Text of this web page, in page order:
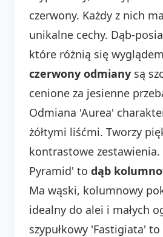
czerwony. Każdy z nich
unikalne cechy. Dąb-
które różnią się
czerwony odmiany są
cenione za jesienne
Odmiana 'Aurea'
żółtymi liśćmi. Tworzy
kontrastowe zestawienia.
Pyramid' to dąb
Ma wąski, kolumnowy
idealny do alei i małych
szypułkowy 'Fastigiata'